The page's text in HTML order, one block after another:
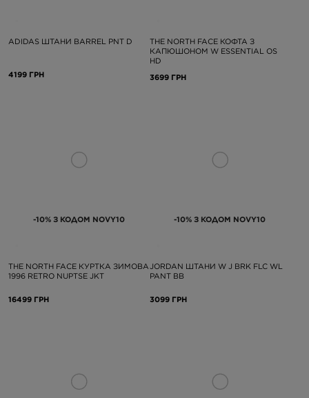
ADIDAS ШТАНИ BARREL PNT D
4199 ГРН
THE NORTH FACE КОФТА З
КАПЮШОНОМ W ESSENTIAL OS
HD
3699 ГРН
-10% З КОДОМ NOVY10
THE NORTH FACE КУРТКА ЗИМОВА
1996 RETRO NUPTSE JKT
16499 ГРН
-10% З КОДОМ NOVY10
JORDAN ШТАНИ W J BRK FLC WL
PANT BB
3099 ГРН